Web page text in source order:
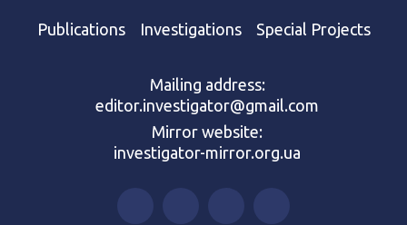
Publications Investigations Special Projects
Mailing address:
editor.investigator@gmail.com
Mirror website:
investigator-mirror.org.ua